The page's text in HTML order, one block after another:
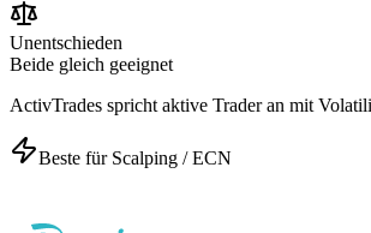
Unentschieden
Beide gleich geeignet
ActivTrades spricht aktive Trader an mit
Beste für Scalping / ECN